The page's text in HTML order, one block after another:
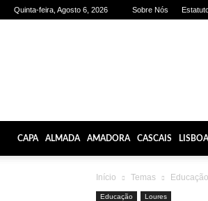
Quinta-feira, Agosto 6, 2026 Sobre Nós
CAPA ALMADA AMADORA CASCAIS LISBOA
Início Temas Educação
Educação Loures